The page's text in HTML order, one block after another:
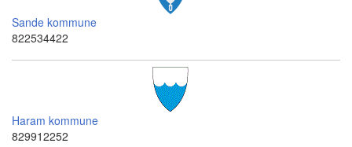
Sande kommune
822534422
Haram kommune
829912252